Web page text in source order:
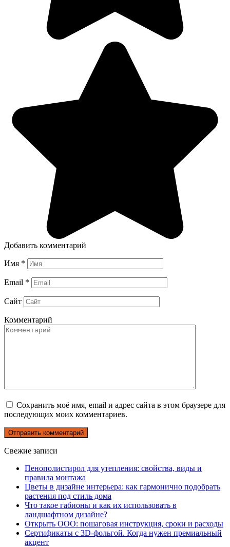
Добавить комментарий
Имя *
Email *
Сайт
Комментарий
Сохранить моё имя, email и адрес сайта в этом браузере для
последующих моих комментариев.
Свежие записи
Пенополистирол для утепления: свойства, виды и
правила монтажа
Цветы в дизайне интерьера: как гармонично подобрать
растения под стиль дома
Что такое габионы и как их использовать в
ландшафтном дизайне?
Открыть ООО: пошаговая инструкция, сроки и расходы
Сертификаты с 3D-фольгой. Когда нужен премиальный
акцент